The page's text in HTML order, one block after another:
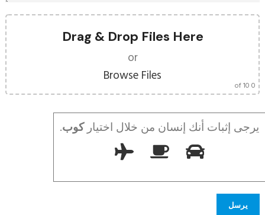
Drag & Drop Files Here
or
Browse Files
0
of 10
يرجى إثبات أنك إنسان من خلال اختياركوب.